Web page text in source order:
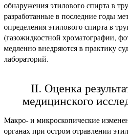
обнаружения этилового спирта в
разработанные в последние годы
определения этилового спирта в
(газожидкостной хроматографии,
медленно внедряются в практику
лабораторий.
II. Оценка
медицинского
Макро- и микроскопические
органах при остром отравлении